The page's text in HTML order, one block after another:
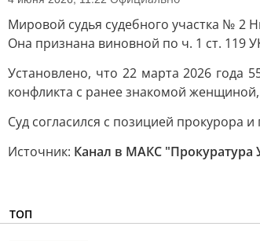
Мировой судья судебного участка № 2
Она признана виновной по ч. 1 ст. 119
Установлено, что 22 марта 2026 года
конфликта с ранее знакомой
Суд согласился с позицией
Источник: Канал в МАКС "Прокуратура
ТОП